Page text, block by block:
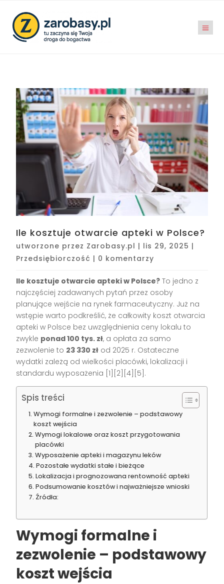
Ile kosztuje otwarcie apteki w Polsce?
utworzone przez Zarobasy.pl | lis 29, 2025 |
Przedsiębiorczość | 0 komentarzy
Ile kosztuje otwarcie apteki w Polsce? To jedno z
najczęściej zadawanych pytań przez osoby
planujące wejście na rynek farmaceutyczny. Już na
wstępie warto podkreślić, że całkowity koszt otwarcia
apteki w Polsce bez uwzględnienia ceny lokalu to
zwykle ponad 100 tys. zł, a opłata za samo
zezwolenie to 23 330 zł od 2025 r. Ostateczne
wydatki zależą od wielkości placówki, lokalizacji i
standardu wyposażenia [1][2][4][5] .
Spis treści
Wymogi formalne i zezwolenie – podstawowy
koszt wejścia
Wymogi lokalowe oraz koszt przygotowania
placówki
Wyposażenie apteki i magazynu leków
Pozostałe wydatki stałe i bieżące
Lokalizacja i prognozowana rentowność apteki
Podsumowanie kosztów i najważniejsze wnioski
Źródła:
Wymogi formalne i
zezwolenie – podstawowy
koszt wejścia